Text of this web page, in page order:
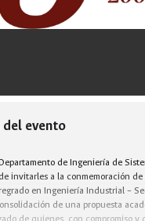
evento
de Ingeniería de
invitarles a la conmemoración
en Ingeniería Industrial –
de una propuesta